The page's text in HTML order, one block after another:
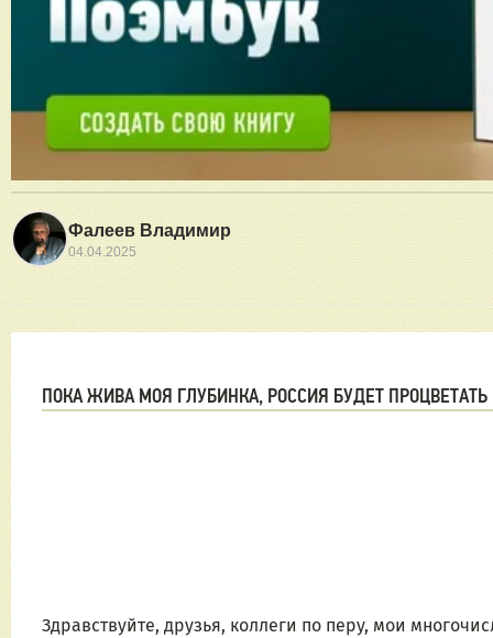
Фалеев Владимир
04.04.2025
ПОКА ЖИВА МОЯ ГЛУБИНКА, РОССИЯ БУДЕТ ПРОЦВЕТАТЬ
Здравствуйте, друзья, коллеги по перу, мои